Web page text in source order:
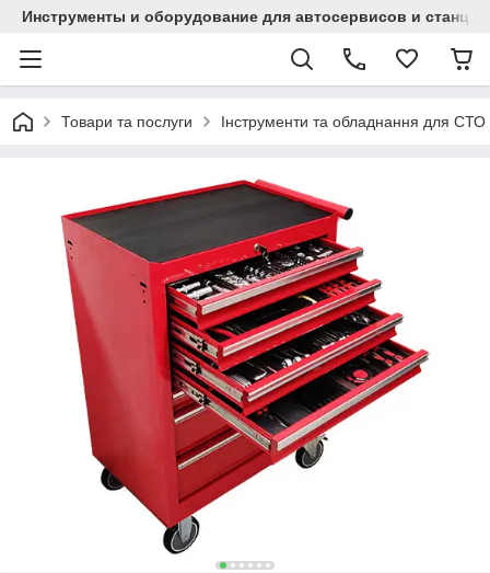
Инструменты и оборудование для автосервисов и
Товари та послуги Інструменти та обладнання для СТО